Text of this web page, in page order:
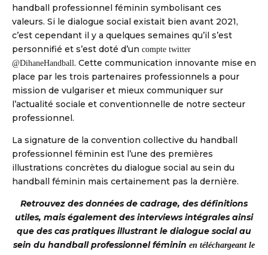
handball professionnel féminin symbolisant ces
valeurs. Si le dialogue social existait bien avant 2021,
c’est cependant il y a quelques semaines qu’il s’est
personnifié et s’est doté d’un compte twitter
@DihaneHandball. Cette communication innovante mise en
place par les trois partenaires professionnels a pour
mission de vulgariser et mieux communiquer sur
l’actualité sociale et conventionnelle de notre secteur
professionnel.
La signature de la convention collective du handball
professionnel féminin est l’une des premières
illustrations concrètes du dialogue social au sein du
handball féminin mais certainement pas la dernière.
Retrouvez des données de cadrage, des définitions
utiles, mais également des interviews intégrales ainsi
que des cas pratiques illustrant le dialogue social au
sein du handball professionnel féminin en téléchargeant le